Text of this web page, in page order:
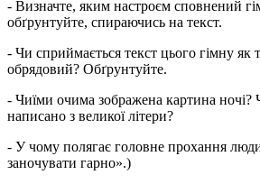
- Визначте, яким настроєм сповнений
обґрунтуйте, спираючись на текст.
- Чи сприймається текст цього гімну як
обрядовий? Обґрунтуйте.
- Чиїми очима зображена картина ночі?
написано з великої літери?
- У чому полягає головне прохання
заночувати гарно».)